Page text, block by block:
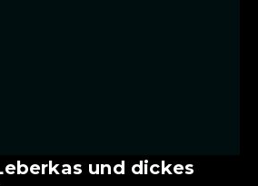
und dickes